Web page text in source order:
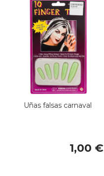
Uñas falsas carnaval
1,00 €